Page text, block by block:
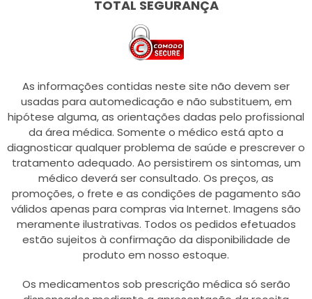
TOTAL SEGURANÇA
As informações contidas neste site não devem ser
usadas para automedicação e não substituem, em
hipótese alguma, as orientações dadas pelo profissional
da área médica. Somente o médico está apto a
diagnosticar qualquer problema de saúde e prescrever o
tratamento adequado. Ao persistirem os sintomas, um
médico deverá ser consultado. Os preços, as
promoções, o frete e as condições de pagamento são
válidos apenas para compras via Internet. Imagens são
meramente ilustrativas. Todos os pedidos efetuados
estão sujeitos à confirmação da disponibilidade de
produto em nosso estoque.
Os medicamentos sob prescrição médica só serão